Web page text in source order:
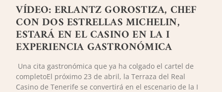
VÍDEO: ERLANTZ GOROSTIZA, CHEF
CON DOS ESTRELLAS MICHELIN,
ESTARÁ EN EL CASINO EN LA I
EXPERIENCIA GASTRONÓMICA
Una cita gastronómica que ya ha colgado el cartel de
completoEl próximo 23 de abril, la Terraza del Real
Casino de Tenerife se convertirá en el escenario de la I